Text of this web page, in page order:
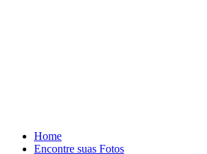
Home
Encontre suas Fotos